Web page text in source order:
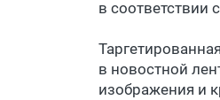
в соответствии
в новостной
изображения и